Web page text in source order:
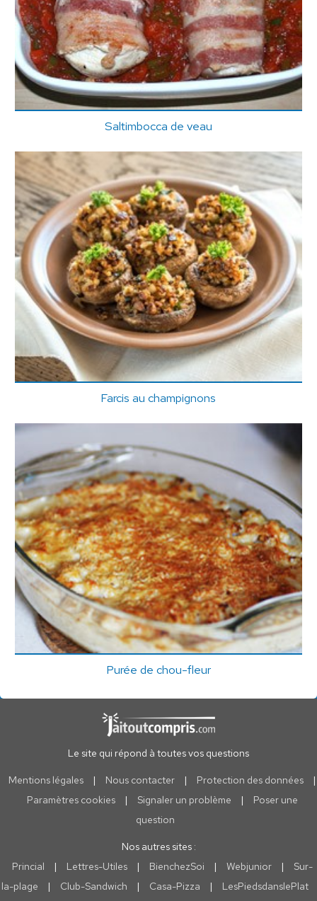
Saltimbocca de veau
Farcis au champignons
Purée de chou-fleur
Le site qui répond à toutes vos questions
Mentions légales | Nous contacter | Protection des données
|
Paramètres cookies
| Signaler un problème |
Poser une
question
Nos autres sites :
Princial
| Lettres-Utiles | BienchezSoi | Webjunior |
Sur-
la-plage
| Club-Sandwich | Casa-Pizza | LesPiedsdanslePlat